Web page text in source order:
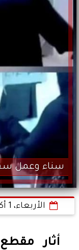
سناء وعمل
الأربعاء، 1 أكتوبر 2025
أثار